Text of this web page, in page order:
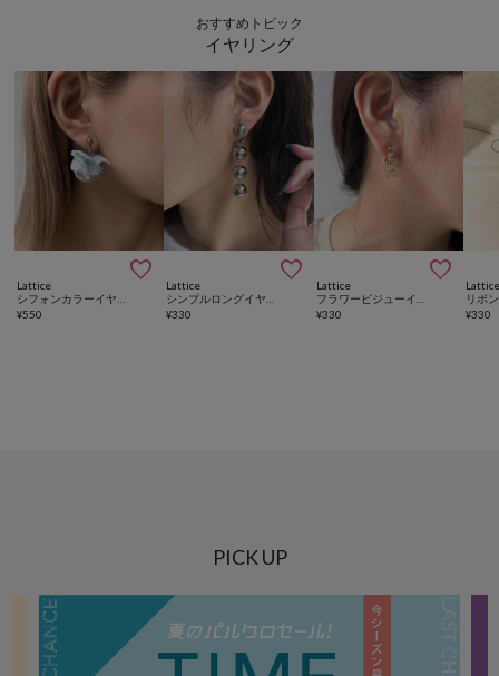
おすすめトピック
イヤリング

Lattice
¥550

Lattice
¥330

Lattice
¥330 ¥330
PICK UP